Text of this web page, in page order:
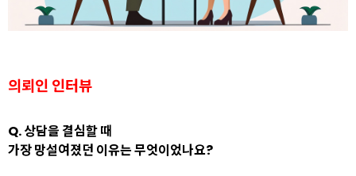
의뢰인 인터뷰
Q. 상담을 결심할 때
가장 망설여졌던 이유는 무엇이었나요?